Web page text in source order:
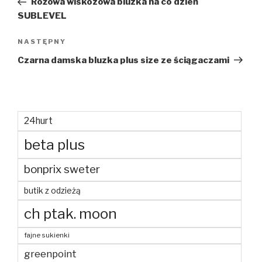
SUBLEVEL
Następny
wpis
NASTĘPNY
Czarna damska bluzka plus size ze ściągaczami
24hurt
beta plus
bonprix sweter
butik z odzieżą
ch ptak. moon
fajne sukienki
greenpoint